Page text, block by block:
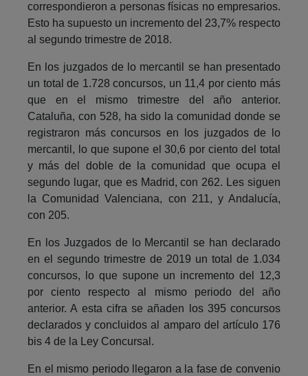
correspondieron a personas físicas no empresarios.
Esto ha supuesto un incremento del 23,7% respecto
al segundo trimestre de 2018.
En los juzgados de lo mercantil se han presentado
un total de 1.728 concursos, un 11,4 por ciento más
que en el mismo trimestre del año anterior.
Cataluña, con 528, ha sido la comunidad donde se
registraron más concursos en los juzgados de lo
mercantil, lo que supone el 30,6 por ciento del total
y más del doble de la comunidad que ocupa el
segundo lugar, que es Madrid, con 262. Les siguen
la Comunidad Valenciana, con 211, y Andalucía,
con 205.
En los Juzgados de lo Mercantil se han declarado
en el segundo trimestre de 2019 un total de 1.034
concursos, lo que supone un incremento del 12,3
por ciento respecto al mismo periodo del año
anterior. A esta cifra se añaden los 395 concursos
declarados y concluidos al amparo del artículo 176
bis 4 de la Ley Concursal.
En el mismo periodo llegaron a la fase de convenio